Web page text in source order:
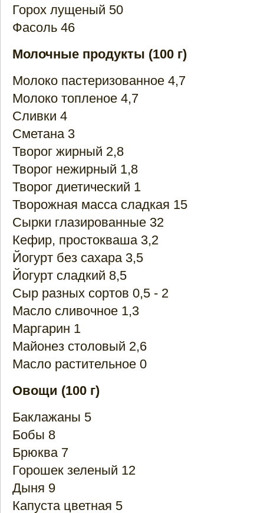
Горох лущеный 50
Фасоль 46
Молочные продукты (100 г)
Молоко пастеризованное 4,7
Молоко топленое 4,7
Сливки 4
Сметана 3
Творог жирный 2,8
Творог нежирный 1,8
Творог диетический 1
Творожная масса сладкая 15
Сырки глазированные 32
Кефир, простокваша 3,2
Йогурт без сахара 3,5
Йогурт сладкий 8,5
Сыр разных сортов 0,5 - 2
Масло сливочное 1,3
Маргарин 1
Майонез столовый 2,6
Масло растительное 0
Овощи (100 г)
Баклажаны 5
Бобы 8
Брюква 7
Горошек зеленый 12
Дыня 9
Капуста цветная 5